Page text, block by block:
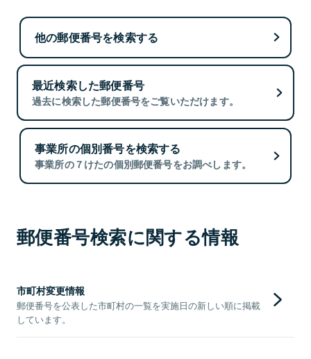
他の郵便番号を検索する
最近検索した郵便番号
過去に検索した郵便番号をご覧いただけます。
事業所の個別番号を検索する
事業所の７けたの個別郵便番号をお調べします。
郵便番号検索に関する情報
市町村変更情報
郵便番号を公表した市町村の一覧を実施日の新しい順に掲載
しています。